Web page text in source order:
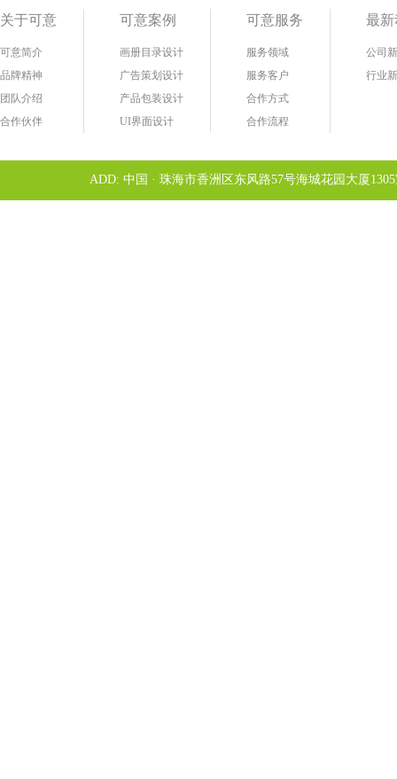
关于可意
可意简介
品牌精神
团队介绍
合作伙伴
可意案例
画册目录设计
广告策划设计
产品包装设计
UI界面设计
可意服务
服务领域
服务客户
合作方式
合作流程
最
公司
行业
ADD: 中国 · 珠海市香洲区东风路57号海城花园大厦